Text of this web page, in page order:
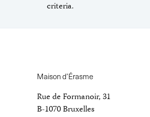
criteria.
Maison d’Érasme
Rue de Formanoir, 31
B-1070 Bruxelles